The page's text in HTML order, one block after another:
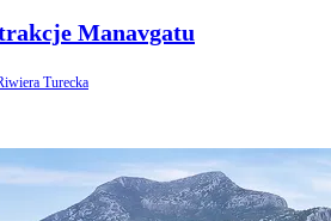
Manavgatu
Turecka